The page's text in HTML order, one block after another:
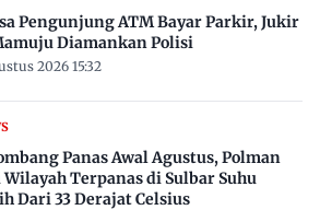
Pengunjung ATM Bayar Parkir, Jukir
Diamankan Polisi
2026 15:32
Panas Awal Agustus, Polman
Wilayah Terpanas di Sulbar Suhu
Dari 33 Derajat Celsius